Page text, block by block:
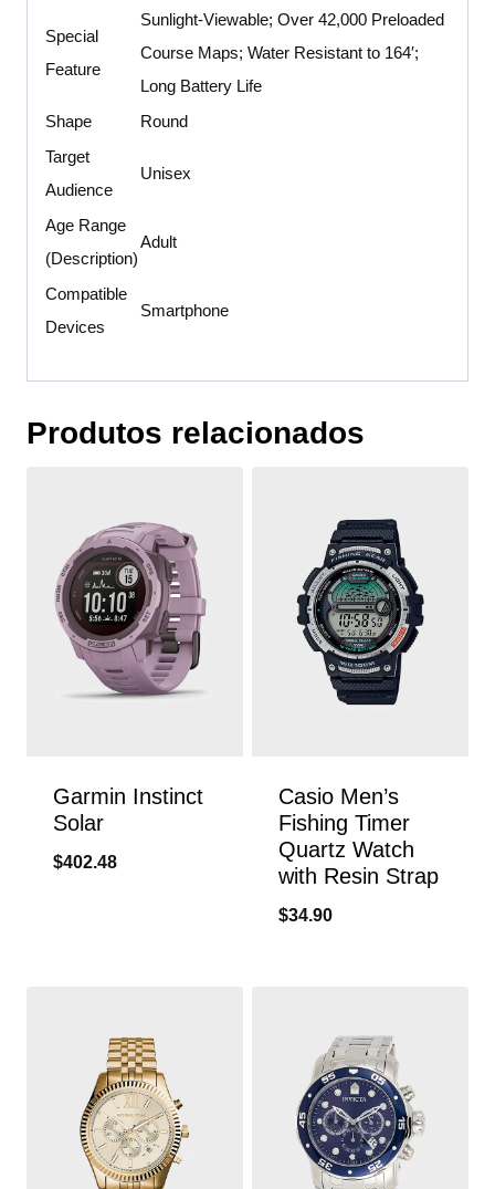
Special
Feature
Sunlight-Viewable; Over 42,000 Preloaded
Course Maps; Water Resistant to 164′;
Long Battery Life
Shape
Round
Target
Audience
Unisex
Age Range
(Description)
Adult
Compatible
Devices
Smartphone
Produtos relacionados
Garmin Instinct
Solar
$402.48
Casio Men’s
Fishing Timer
Quartz Watch
with Resin Strap
$34.90